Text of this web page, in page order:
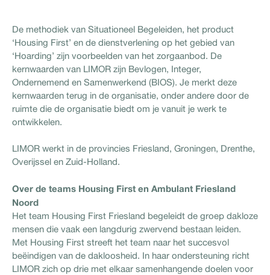
De methodiek van Situationeel Begeleiden, het product
‘Housing First’ en de dienstverlening op het gebied van
‘Hoarding’ zijn voorbeelden van het zorgaanbod. De
kernwaarden van LIMOR zijn Bevlogen, Integer,
Ondernemend en Samenwerkend (BIOS). Je merkt deze
kernwaarden terug in de organisatie, onder andere door de
ruimte die de organisatie biedt om je vanuit je werk te
ontwikkelen.
LIMOR werkt in de provincies Friesland, Groningen, Drenthe,
Overijssel en Zuid-Holland.
Over de teams Housing First en Ambulant Friesland
Noord
Het team Housing First Friesland begeleidt de groep dakloze
mensen die vaak een langdurig zwervend bestaan leiden.
Met Housing First streeft het team naar het succesvol
beëindigen van de dakloosheid. In haar ondersteuning richt
LIMOR zich op drie met elkaar samenhangende doelen voor